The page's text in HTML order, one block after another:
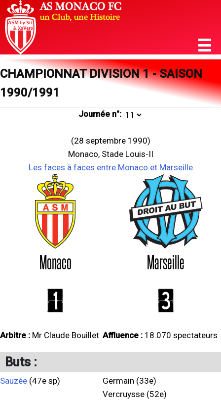
CHAMPIONNAT DIVISION 1 - SAISON
1990/1991
Journée n°:
(28 septembre 1990)
Monaco, Stade Louis-II
Les faces à faces entre Monaco et Marseille
Monaco Marseille
1 3
Arbitre : Mr Claude Bouillet Affluence : 18.070 spectateurs
Buts :
Sauzée (47e sp)
Germain (33e)
Vercruysse (52e)